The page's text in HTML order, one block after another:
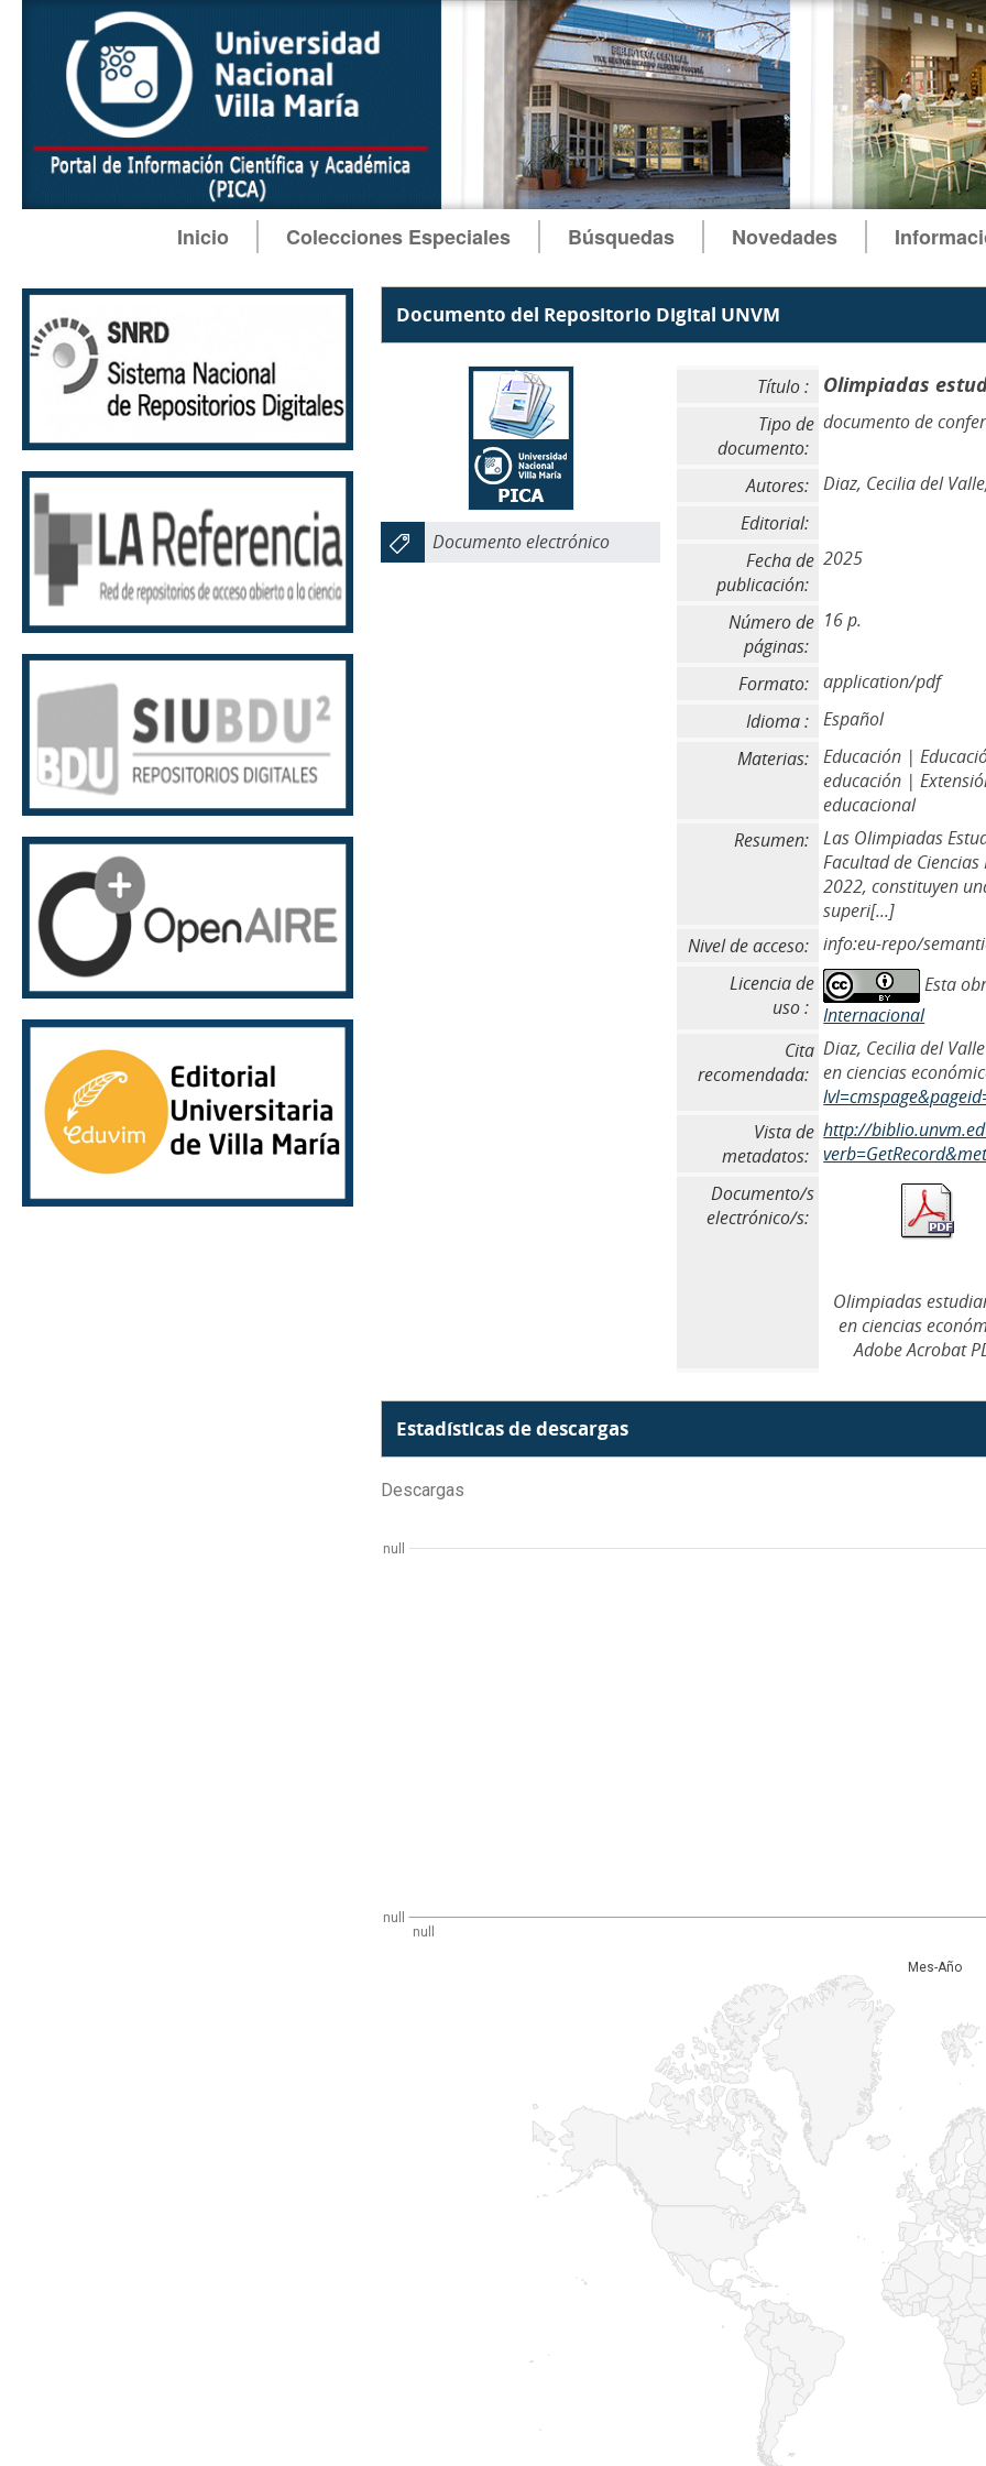
Inicio Colecciones Especiales Búsquedas Novedades
Documento del Repositorio Digital UNVM
Documento electrónico
Título : Olimpiadas
Tipo de
documento:
documento de
Autores:
Diaz, Cecilia del
Editorial:
Fecha de
publicación:
2025
Número de
páginas:
16 p.
Formato:
application/pdf
Idioma :
Español
Materias:
Educación |
educación |
educacional
Resumen:
Las Olimpiadas
Facultad de
2022, constituyen
superi[...]
Nivel de acceso:
info:eu-repo/
Licencia de
uso :
Esta
Internacional
Cita
recomendada:
Diaz, Cecilia del
en ciencias
Vista de
metadatos:
http://
Documento/s
electrónico/s:
Olimpiadas
en ciencias
Adobe Acrobat
Estadísticas de descargas
Descargas
null
Mes-Año
null
null